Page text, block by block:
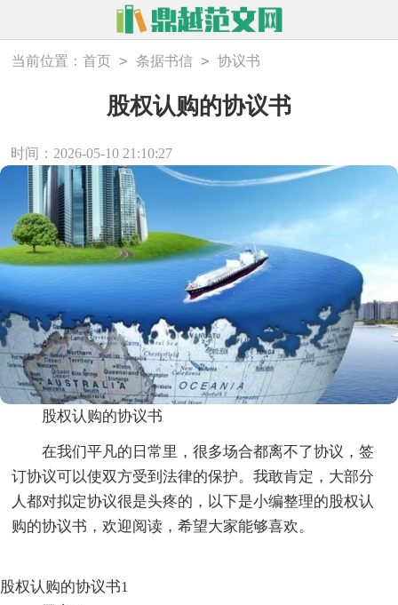
当前位置：首页 > 条据书信 > 协议书
股权认购的协议书
时间：2026-05-10 21:10:27
股权认购的协议书
在我们平凡的日常里，很多场合都离不了协议，签
订协议可以使双方受到法律的保护。我敢肯定，大部分
人都对拟定协议很是头疼的，以下是小编整理的股权认
购的协议书，欢迎阅读，希望大家能够喜欢。
股权认购的协议书1